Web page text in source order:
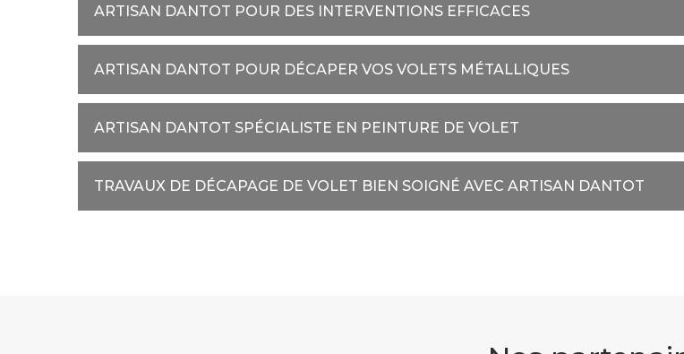
ARTISAN DANTOT POUR DES INTERVENTIONS EFFICACES
ARTISAN DANTOT POUR DÉCAPER VOS VOLETS MÉTALLIQUES
ARTISAN DANTOT SPÉCIALISTE EN PEINTURE DE VOLET
TRAVAUX DE DÉCAPAGE DE VOLET BIEN SOIGNÉ AVEC ARTISAN DANTOT